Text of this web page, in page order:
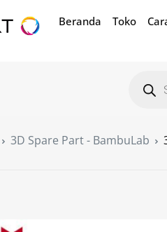
Beranda Toko
3D Spare Part - BambuLab